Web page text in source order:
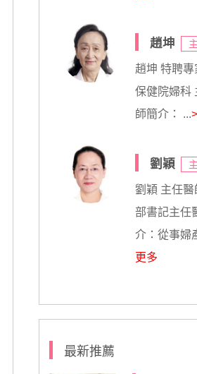
趙坤
趙坤 特聘
保健院婦科
師簡介： ...
劉穎
劉穎 主任醫
部書記主任
介：從事婦
更多
最新推薦